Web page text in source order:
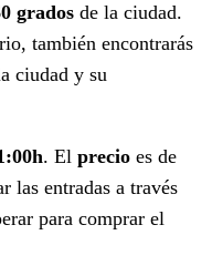
grados de la ciudad.
también encontrarás
ciudad y su
. El precio es de
las entradas a través
para comprar el